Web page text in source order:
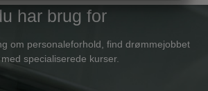
har brug for
om personaleforhold, find drømmejobbet
specialiserede kurser.
STATISTIK